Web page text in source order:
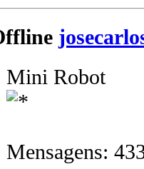
Mini Robot
Mensagens: